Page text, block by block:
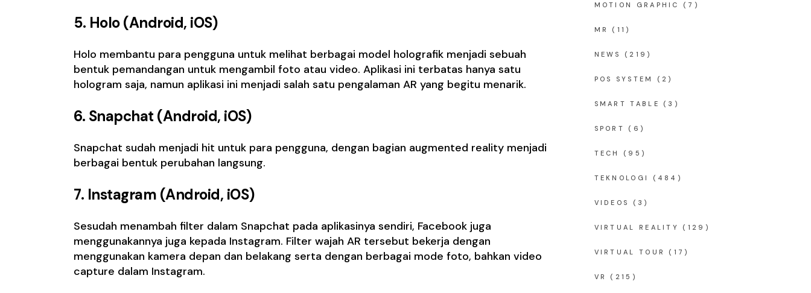
5. Holo (Android, iOS)
Holo membantu para pengguna untuk melihat berbagai model holografik menjadi sebuah
bentuk pemandangan untuk mengambil foto atau video. Aplikasi ini terbatas hanya satu
hologram saja, namun aplikasi ini menjadi salah satu pengalaman AR yang begitu menarik.
6. Snapchat (Android, iOS)
Snapchat sudah menjadi hit untuk para pengguna, dengan bagian augmented reality menjadi
berbagai bentuk perubahan langsung.
7. Instagram (Android, iOS)
Sesudah menambah filter dalam Snapchat pada aplikasinya sendiri, Facebook juga
menggunakannya juga kepada Instagram. Filter wajah AR tersebut bekerja dengan
menggunakan kamera depan dan belakang serta dengan berbagai mode foto, bahkan video
capture dalam Instagram.
MOTION GRAPHIC (7)
MR (11)
NEWS (219)
POS SYSTEM (2)
SMART TABLE (3)
SPORT (6)
TECH (95)
TEKNOLOGI (484)
VIDEOS (3)
VIRTUAL REALITY (129)
VIRTUAL TOUR (17)
VR (215)